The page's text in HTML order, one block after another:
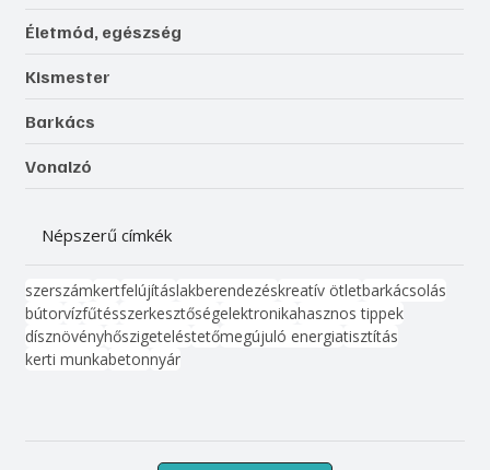
Életmód, egészség
Kismester
Barkács
Vonalzó
Népszerű címkék
szerszámkertfelújításlakberendezéskreatív ötletbarkácsolás
bútorvízfűtésszerkesztőségelektronikahasznos tippek
dísznövényhőszigeteléstetőmegújuló energiatisztítás
kerti munkabetonnyár